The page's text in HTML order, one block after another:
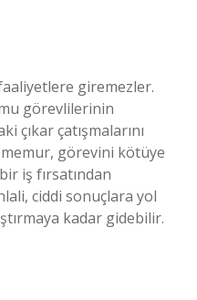
giremezler.
görevlilerinin
çıkar çatışmalarını
görevini kötüye
iş fırsatından
ciddi sonuçlara yol
kadar gidebilir.